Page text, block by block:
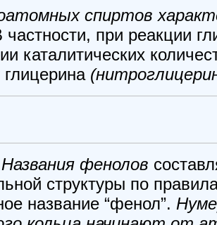
спиртов
частности, при реакции
каталитических
глицерина
Названия фенолов
структуры по
название “фенол”.